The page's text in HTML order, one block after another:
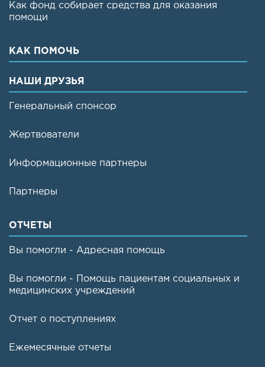
Как фонд собирает средства для оказания
помощи
КАК ПОМОЧЬ
НАШИ ДРУЗЬЯ
Генеральный спонсор
Жертвователи
Информационные партнеры
Партнеры
ОТЧЕТЫ
Вы помогли - Адресная помощь
Вы помогли - Помощь пациентам социальных и
медицинских учреждений
Отчет о поступлениях
Ежемесячные отчеты